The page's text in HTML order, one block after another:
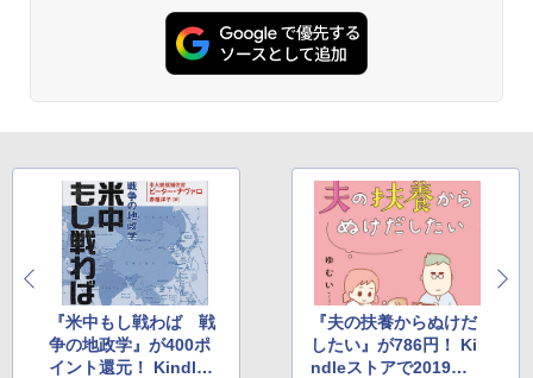
『米中もし戦わば 戦
争の地政学』が400ポ
イント還元！ Kindle
『夫の扶養からぬけだ
したい』が786円！ Ki
ndleストアで2019夏